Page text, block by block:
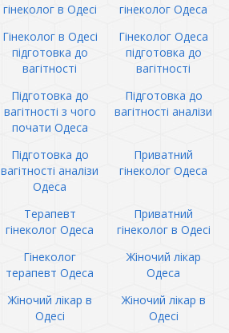
гінеколог в Одесі
гінеколог Одеса
Гінеколог в Одесі
підготовка до
вагітності
Гінеколог Одеса
підготовка до
вагітності
Підготовка до
вагітності з чого
почати Одеса
Підготовка до
вагітності аналізи
Підготовка до
вагітності аналізи
Одеса
Приватний
гінеколог Одеса
Терапевт
гінеколог Одеса
Приватний
гінеколог в Одесі
Гінеколог
терапевт Одеса
Жіночий лікар
Одеса
Жіночий лікар в
Одесі
Жіночий лікар в
Одесі